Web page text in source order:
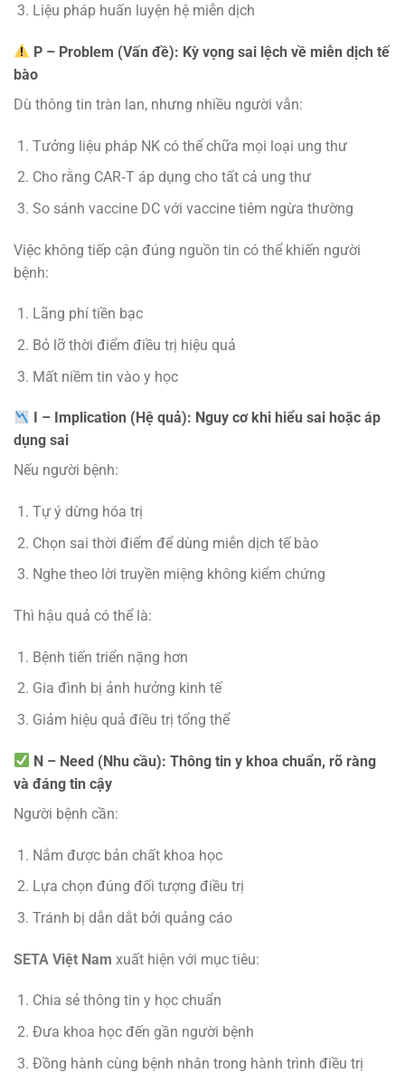
Liệu pháp huấn luyện hệ miễn dịch
P – Problem (Vấn đề): Kỳ vọng sai lệch về miễn dịch tế
bào
Dù thông tin tràn lan, nhưng nhiều người vẫn:
Tưởng liệu pháp NK có thể chữa mọi loại ung thư
Cho rằng CAR‑T áp dụng cho tất cả ung thư
So sánh vaccine DC với vaccine tiêm ngừa thường
Việc không tiếp cận đúng nguồn tin có thể khiến người
bệnh:
Lãng phí tiền bạc
Bỏ lỡ thời điểm điều trị hiệu quả
Mất niềm tin vào y học
I – Implication (Hệ quả): Nguy cơ khi hiểu sai hoặc áp
dụng sai
Nếu người bệnh:
Tự ý dừng hóa trị
Chọn sai thời điểm để dùng miễn dịch tế bào
Nghe theo lời truyền miệng không kiểm chứng
Thì hậu quả có thể là:
Bệnh tiến triển nặng hơn
Gia đình bị ảnh hưởng kinh tế
Giảm hiệu quả điều trị tổng thể
N – Need (Nhu cầu): Thông tin y khoa chuẩn, rõ ràng
và đáng tin cậy
Người bệnh cần:
Nắm được bản chất khoa học
Lựa chọn đúng đối tượng điều trị
Tránh bị dẫn dắt bởi quảng cáo
SETA Việt Nam xuất hiện với mục tiêu:
Chia sẻ thông tin y học chuẩn
Đưa khoa học đến gần người bệnh
Đồng hành cùng bệnh nhân trong hành trình điều trị